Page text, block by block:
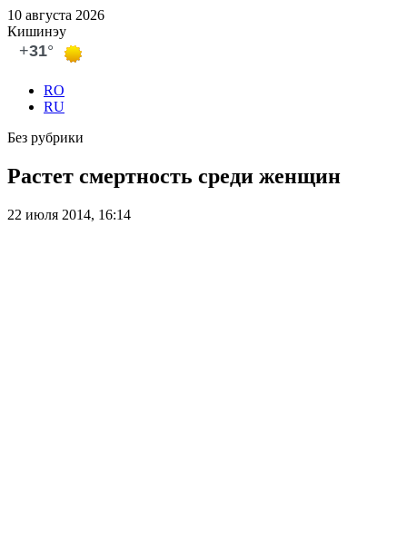
10 августа 2026
Кишинэу
RO
RU
Без рубрики
Растет cмертность среди женщин
22 июля 2014, 16:14